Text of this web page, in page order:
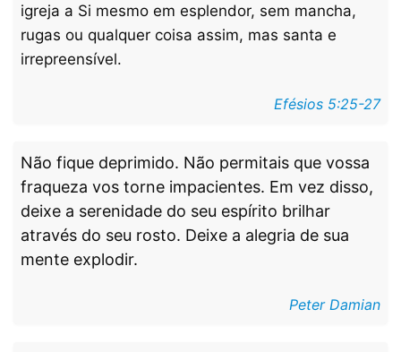
igreja a Si mesmo em esplendor, sem mancha,
rugas ou qualquer coisa assim, mas santa e
irrepreensível.
Efésios 5:25-27
Não fique deprimido. Não permitais que vossa
fraqueza vos torne impacientes. Em vez disso,
deixe a serenidade do seu espírito brilhar
através do seu rosto. Deixe a alegria de sua
mente explodir.
Peter Damian